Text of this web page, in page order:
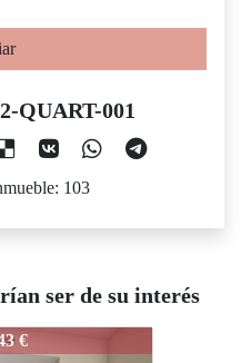
QUART-001
103
ser de su interés
€